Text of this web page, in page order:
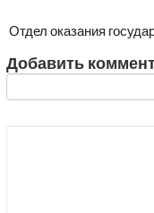
Отдел оказания
Добавить